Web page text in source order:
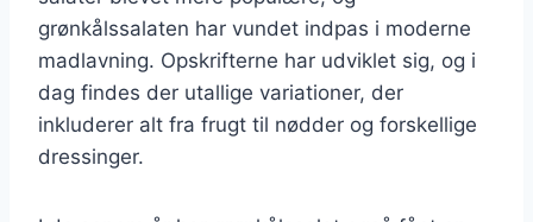
grønkålssalaten har vundet indpas i moderne
madlavning. Opskrifterne har udviklet sig, og i
dag findes der utallige variationer, der
inkluderer alt fra frugt til nødder og forskellige
dressinger.